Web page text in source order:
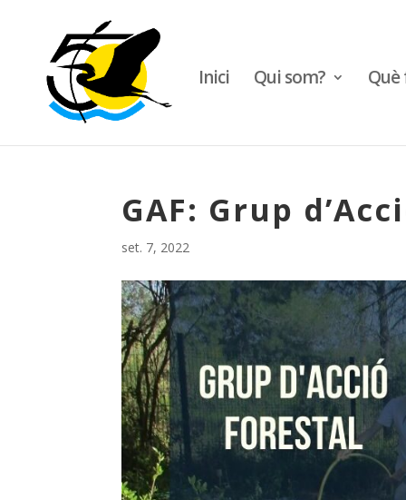
Inici Qui som? Què
GAF: Grup
set. 7, 2022